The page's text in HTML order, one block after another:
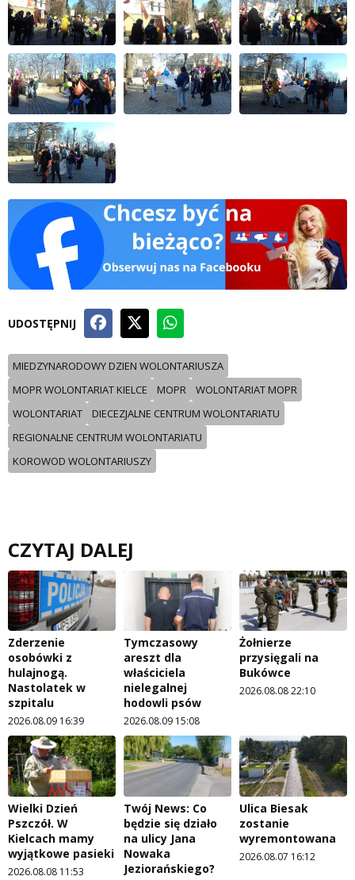
UDOSTĘPNIJ
MIEDZYNARODOWY DZIEN WOLONTARIUSZA
MOPR WOLONTARIAT KIELCE
MOPR
WOLONTARIAT MOPR
WOLONTARIAT
DIECEZJALNE CENTRUM WOLONTARIATU
REGIONALNE CENTRUM WOLONTARIATU
KOROWOD WOLONTARIUSZY
CZYTAJ DALEJ
Zderzenie
osobówki z
hulajnogą.
Nastolatek w
szpitalu
2026.08.09 16:39
Tymczasowy
areszt dla
właściciela
nielegalnej
hodowli psów
2026.08.09 15:08
Żołnierze
przysięgali na
Bukówce
2026.08.08 22:10
Wielki Dzień
Pszczół. W
Kielcach mamy
wyjątkowe pasieki
2026.08.08 11:53
Twój News: Co
będzie się działo
na ulicy Jana
Nowaka
Jeziorańskiego?
Ulica Biesak
zostanie
wyremontowana
2026.08.07 16:12